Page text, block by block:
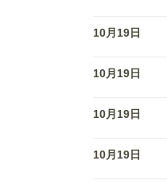
10月19日
10月19日
10月19日
10月19日